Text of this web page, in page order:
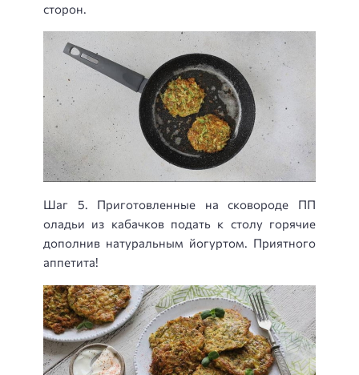
сторон.
Шаг 5. Приготовленные на сковороде ПП
оладьи из кабачков подать к столу горячие
дополнив натуральным йогуртом. Приятного
аппетита!